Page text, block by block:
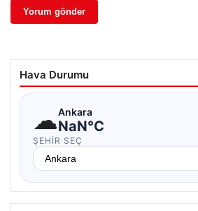
Hava Durumu
☁Ankara
NaN°C
ŞEHIR SEÇ